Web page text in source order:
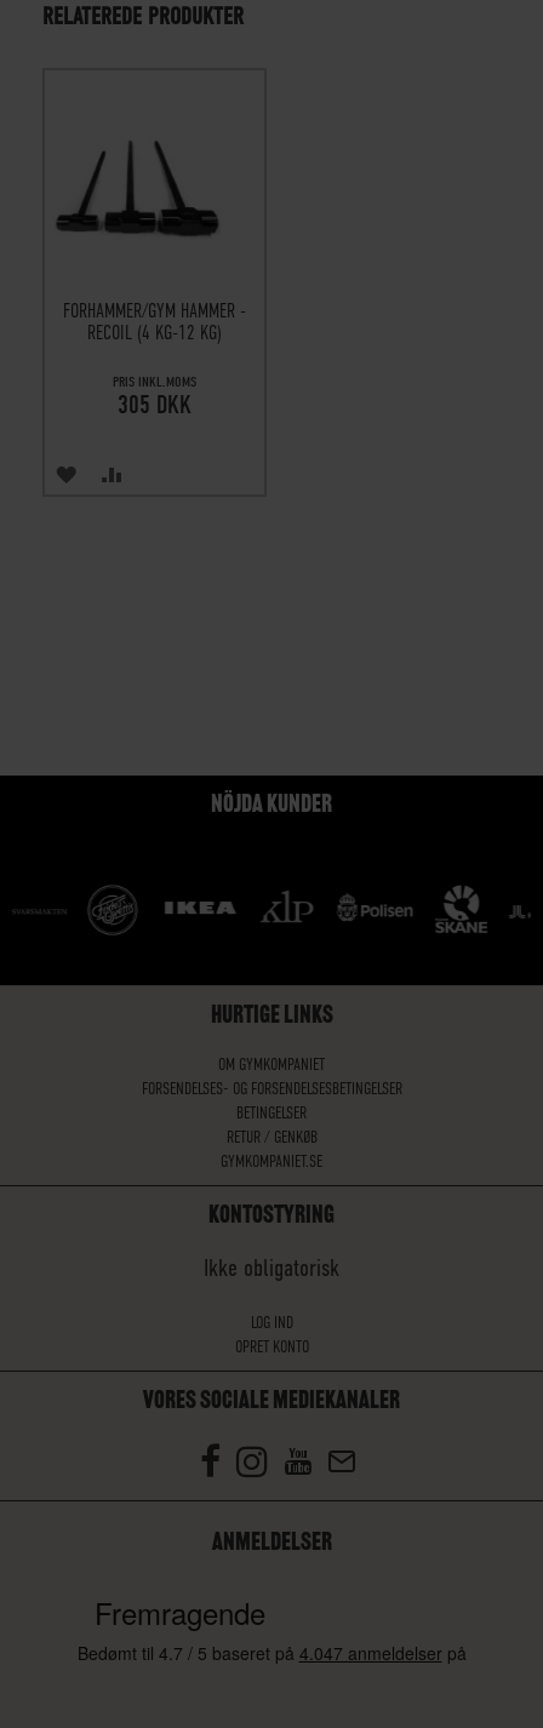
RELATEREDE PRODUKTER
FORHAMMER/GYM HAMMER -
RECOIL (4 KG-12 KG)
PRIS INKL.MOMS
305 DKK
TILFØJ
NÖJDA KUNDER
HURTIGE LINKS
OM GYMKOMPANIET
FORSENDELSES- OG FORSENDELSESBETINGELSER
BETINGELSER
RETUR / GENKØB
GYMKOMPANIET.SE
KONTOSTYRING
Ikke obligatorisk
LOG IND
OPRET KONTO
VORES SOCIALE MEDIEKANALER
ANMELDELSER